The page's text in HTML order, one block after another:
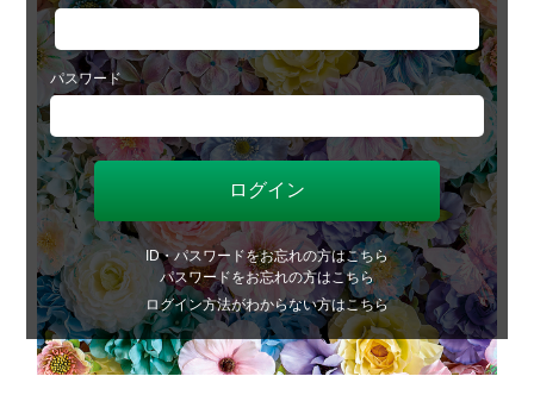
パスワード
ID・パスワードをお忘れの方はこちら
パスワードをお忘れの方はこちら
ログイン方法がわからない方はこちら